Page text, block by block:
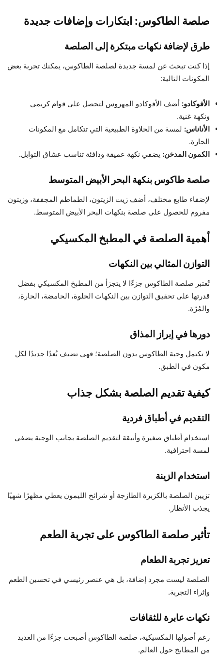
صلصة الطاكوس: ابتكارات وإضافات جديدة
طرق لإضافة نكهات مبتكرة إلى الصلصة
إذا كنت تبحث عن لمسة جديدة لصلصة الطاكوس، يمكنك تجربة بعض
المكونات التالية:
الأفوكادو: أضف الأفوكادو المهروس لتحصل على قوام كريمي
ونكهة غنية.
الأناناس: لمسة من الحلاوة الطبيعية التي تتكامل مع المكونات
الحارة.
الكمون المدخن: يضفي نكهة عميقة ودافئة تناسب عشاق التوابل.
صلصة طاكوس بنكهة البحر الأبيض المتوسط
لإضفاء طابع مختلف، أضف زيت الزيتون، الطماطم المجففة، وزيتون
مفروم للحصول على صلصة بنكهات البحر الأبيض المتوسط.
أهمية الصلصة في المطبخ المكسيكي
التوازن المثالي بين النكهات
تُعتبر صلصة الطاكوس جزءًا لا يتجزأ من المطبخ المكسيكي بفضل
قدرتها على تحقيق التوازن بين النكهات الحلوة، الحامضة، الحارة،
والمُرّة.
دورها في إبراز المذاق
لا تكتمل وجبة الطاكوس بدون الصلصة؛ فهي تضيف بُعدًا جديدًا لكل
مكون في الطبق.
كيفية تقديم الصلصة بشكل جذاب
التقديم في أطباق فردية
استخدام أطباق صغيرة وأنيقة لتقديم الصلصة بجانب الوجبة يضفي
لمسة احترافية.
استخدام الزينة
تزيين الصلصة بالكزبرة الطازجة أو شرائح الليمون يعطي مظهرًا شهيًا
يجذب الأنظار.
تأثير صلصة الطاكوس على تجربة الطعم
تعزيز تجربة الطعام
الصلصة ليست مجرد إضافة، بل هي عنصر رئيسي في تحسين الطعم
وإثراء التجربة.
نكهات عابرة للثقافات
رغم أصولها المكسيكية، صلصة الطاكوس أصبحت جزءًا من العديد
من المطابخ حول العالم.